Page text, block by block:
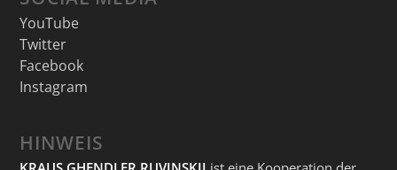
YouTube
Twitter
Facebook
Instagram
HINWEIS